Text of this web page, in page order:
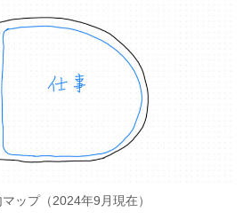
ップ（2024年9月現在）